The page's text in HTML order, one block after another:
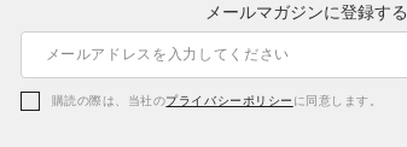
メールマガジンに登録する
購読の際は、当社のプライバシーポリシー に同意します。